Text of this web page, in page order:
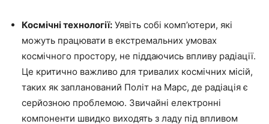
Космічні технології: Уявіть собі комп’ютери, які
можуть працювати в екстремальних умовах
космічного простору, не піддаючись впливу радіації.
Це критично важливо для тривалих космічних місій,
таких як запланований Політ на Марс, де радіація є
серйозною проблемою. Звичайні електронні
компоненти швидко виходять з ладу під впливом